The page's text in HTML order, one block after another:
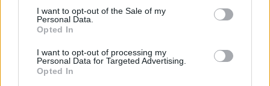
consent section.
I want to opt-out of the Sale of my
Personal Data.
Opted In
I want to opt-out of processing my
Personal Data for Targeted Advertising.
Opted In